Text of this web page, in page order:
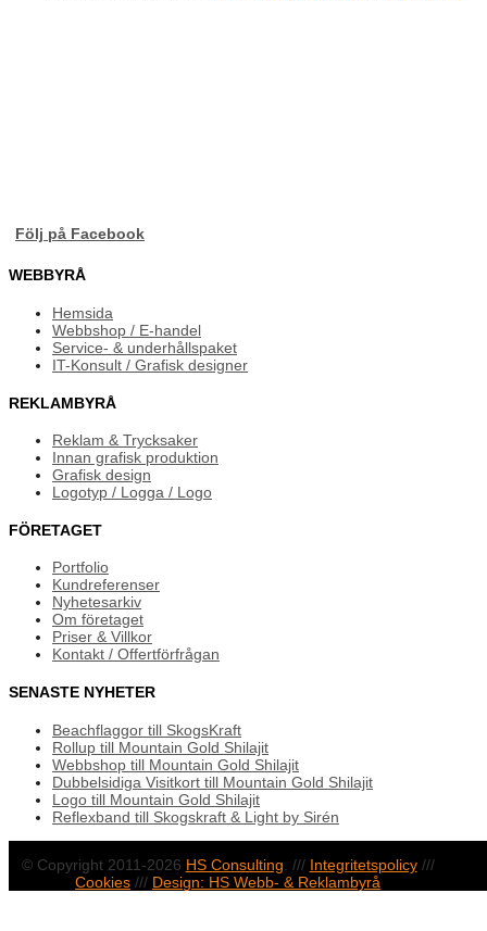
Följ på Facebook
WEBBYRÅ
Hemsida
Webbshop / E-handel
Service- & underhållspaket
IT-Konsult / Grafisk designer
REKLAMBYRÅ
Reklam & Trycksaker
Innan grafisk produktion
Grafisk design
Logotyp / Logga / Logo
FÖRETAGET
Portfolio
Kundreferenser
Nyhetesarkiv
Om företaget
Priser & Villkor
Kontakt / Offertförfrågan
SENASTE NYHETER
Beachflaggor till SkogsKraft
Rollup till Mountain Gold Shilajit
Webbshop till Mountain Gold Shilajit
Dubbelsidiga Visitkort till Mountain Gold Shilajit
Logo till Mountain Gold Shilajit
Reflexband till Skogskraft & Light by Sirén
© Copyright 2011-2026 HS Consulting . /// Integritetspolicy///
Cookies /// Design: HS Webb- & Reklambyrå